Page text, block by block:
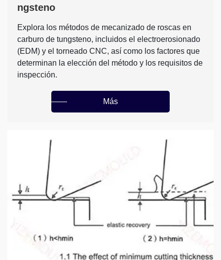
ngsteno
Explora los métodos de mecanizado de roscas en
carburo de tungsteno, incluidos el electroerosionado
(EDM) y el torneado CNC, así como los factores que
determinan la elección del método y los requisitos de
inspección.
Más